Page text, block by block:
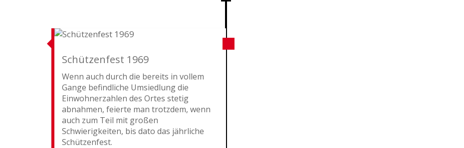
Schützenfest 1969
Wenn auch durch die bereits in vollem
Gange befindliche Umsiedlung die
Einwohnerzahlen des Ortes stetig
abnahmen, feierte man trotzdem, wenn
auch zum Teil mit großen
Schwierigkeiten, bis dato das jährliche
Schützenfest.